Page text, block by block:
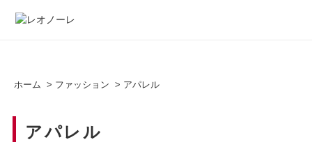
ホーム > ファッション > アパレル
アパレル